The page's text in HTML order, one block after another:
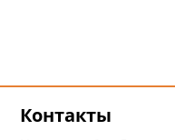
Контакты